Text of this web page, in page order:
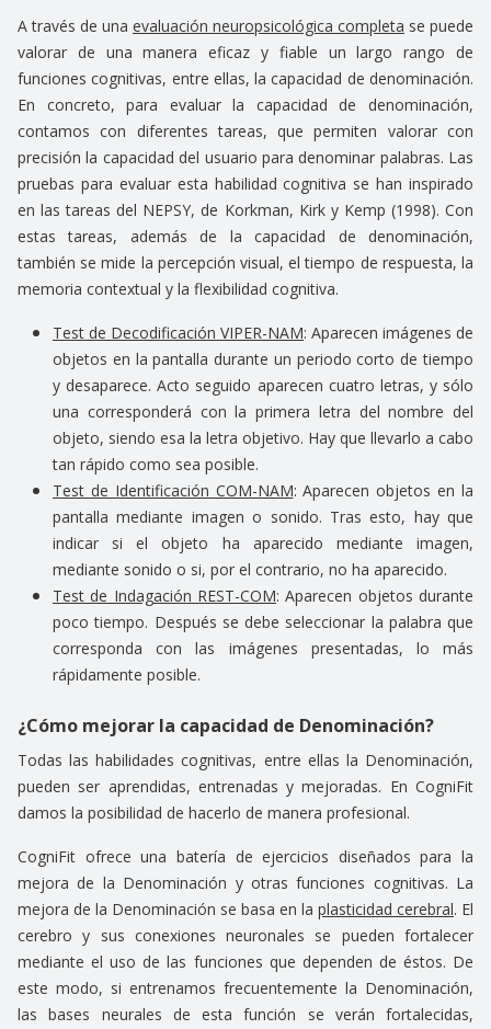
A través de una evaluación neuropsicológica completa se puede
valorar de una manera eficaz y fiable un largo rango de
funciones cognitivas, entre ellas, la capacidad de denominación.
En concreto, para evaluar la capacidad de denominación,
contamos con diferentes tareas, que permiten valorar con
precisión la capacidad del usuario para denominar palabras. Las
pruebas para evaluar esta habilidad cognitiva se han inspirado
en las tareas del NEPSY, de Korkman, Kirk y Kemp (1998). Con
estas tareas, además de la capacidad de denominación,
también se mide la percepción visual, el tiempo de respuesta, la
memoria contextual y la flexibilidad cognitiva.
Test de Decodificación VIPER-NAM: Aparecen imágenes de
objetos en la pantalla durante un periodo corto de tiempo
y desaparece. Acto seguido aparecen cuatro letras, y sólo
una corresponderá con la primera letra del nombre del
objeto, siendo esa la letra objetivo. Hay que llevarlo a cabo
tan rápido como sea posible.
Test de Identificación COM-NAM: Aparecen objetos en la
pantalla mediante imagen o sonido. Tras esto, hay que
indicar si el objeto ha aparecido mediante imagen,
mediante sonido o si, por el contrario, no ha aparecido.
Test de Indagación REST-COM: Aparecen objetos durante
poco tiempo. Después se debe seleccionar la palabra que
corresponda con las imágenes presentadas, lo más
rápidamente posible.
¿Cómo mejorar la capacidad de Denominación?
Todas las habilidades cognitivas, entre ellas la Denominación,
pueden ser aprendidas, entrenadas y mejoradas. En CogniFit
damos la posibilidad de hacerlo de manera profesional.
CogniFit ofrece una batería de ejercicios diseñados para la
mejora de la Denominación y otras funciones cognitivas. La
mejora de la Denominación se basa en la plasticidad cerebral. El
cerebro y sus conexiones neuronales se pueden fortalecer
mediante el uso de las funciones que dependen de éstos. De
este modo, si entrenamos frecuentemente la Denominación,
las bases neurales de esta función se verán fortalecidas,